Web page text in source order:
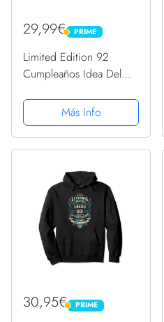
29,99€ PRIME
PRIME
Limited Edition 92
Cumpleaños Idea Del
Sudadera con Capucha
Más Info
30,95€ PRIME
PRIME